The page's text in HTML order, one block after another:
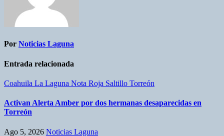
Por Noticias Laguna
Entrada relacionada
Coahuila La Laguna Nota Roja Saltillo Torreón
Activan Alerta Amber por dos hermanas desaparecidas en
Torreón
Ago 5, 2026 Noticias Laguna